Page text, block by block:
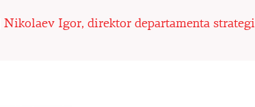
Nikolaev Igor, direktor departamenta